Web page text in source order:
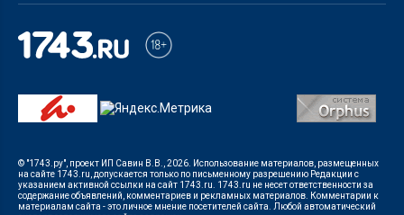
© "1743.ру", проект ИП Савин В.В., 2026. Использование материалов, размещенных
на сайте 1743.ru, допускается только по письменному разрешению Редакции с
указанием активной ссылки на сайт 1743.ru. 1743.ru не несет ответственности за
содержание объявлений, комментариев и рекламных материалов. Комментарии к
материалам сайта - это личное мнение посетителей сайта. Любой автоматический